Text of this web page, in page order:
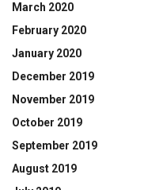
March 2020
February 2020
January 2020
December 2019
November 2019
October 2019
September 2019
August 2019